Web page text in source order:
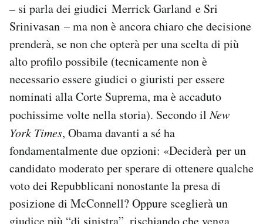
– si parla dei giudici Merrick Garland e Sri
Srinivasan – ma non è ancora chiaro che decisione
prenderà, se non che opterà per una scelta di più
alto profilo possibile (tecnicamente non è
necessario essere giudici o giuristi per essere
nominati alla Corte Suprema, ma è accaduto
pochissime volte nella storia). Secondo ilNew
York Times, Obama davanti a sé ha
fondamentalmente due opzioni: «Deciderà per un
candidato moderato per sperare di ottenere qualche
voto dei Repubblicani nonostante la presa di
posizione di McConnell? Oppure sceglierà un